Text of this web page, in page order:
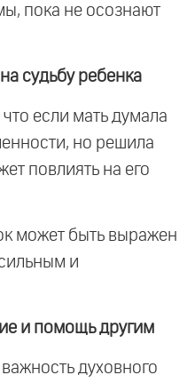
пока не осознают
судьбу ребенка
если мать думала
но решила
повлиять на его
может быть выражен
и
и помощь другим
духовного